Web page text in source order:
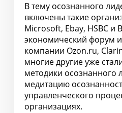
В тему осознанного
включены такие
Microsoft, Ebay, HSBC и
экономический форум
компании Ozon.ru,
многие другие уже
методики осознанного
медитацию
управленческого
организациях.